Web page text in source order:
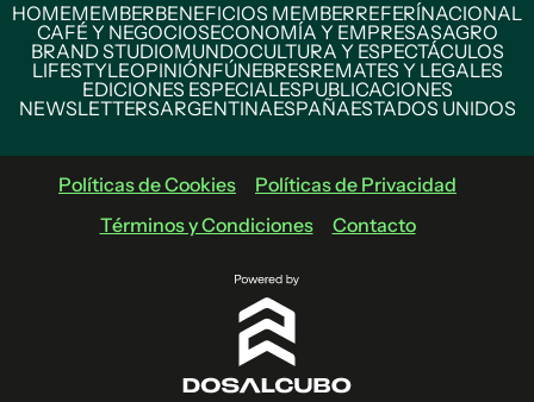
HOMEMEMBERBENEFICIOS MEMBERREFERÍNACIONAL
CAFÉ Y NEGOCIOSECONOMÍA Y EMPRESASAGRO
BRAND STUDIOMUNDOCULTURA Y ESPECTÁCULOS
LIFESTYLEOPINIÓNFÚNEBRESREMATES Y LEGALES
EDICIONES ESPECIALESPUBLICACIONES
NEWSLETTERSARGENTINAESPAÑAESTADOS UNIDOS
Políticas de Cookies
Políticas de Privacidad
Términos y Condiciones
Contacto